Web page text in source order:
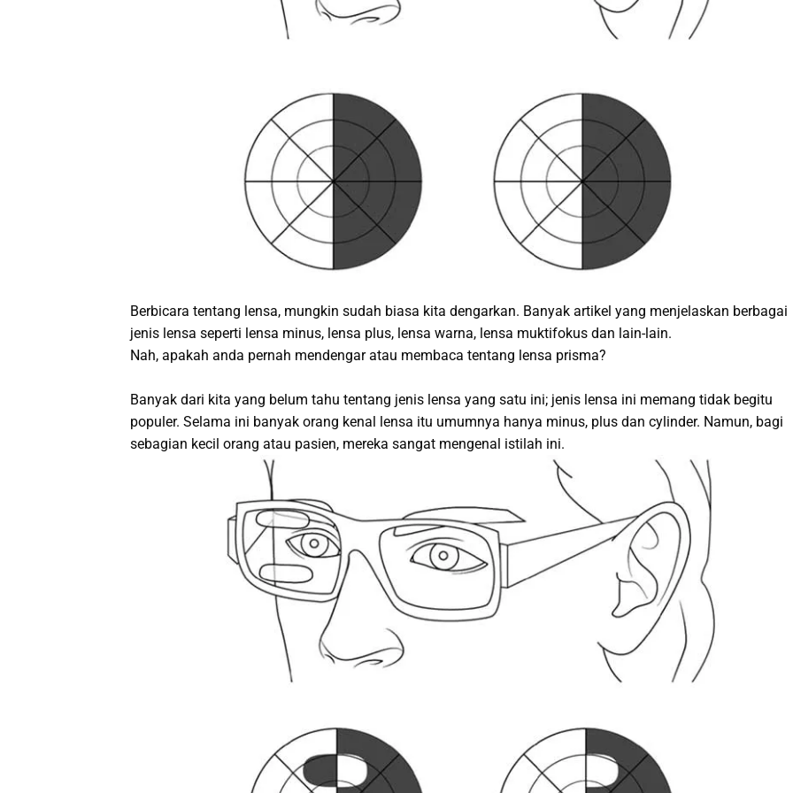
Berbicara tentang lensa, mungkin sudah biasa kita dengarkan. Banyak artikel yang menjelaskan berbagai
jenis lensa seperti lensa minus, lensa plus, lensa warna, lensa muktifokus dan lain-lain.
Nah, apakah anda pernah mendengar atau membaca tentang lensa prisma?
Banyak dari kita yang belum tahu tentang jenis lensa yang satu ini; jenis lensa ini memang tidak begitu
populer. Selama ini banyak orang kenal lensa itu umumnya hanya minus, plus dan cylinder. Namun, bagi
sebagian kecil orang atau pasien, mereka sangat mengenal istilah ini.